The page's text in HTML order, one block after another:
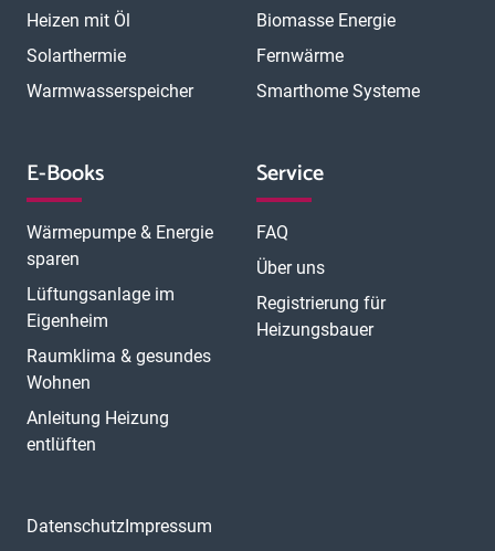
Heizen mit Öl
Solarthermie
Warmwasserspeicher
Biomasse Energie
Fernwärme
Smarthome Systeme
E-Books
Wärmepumpe & Energie
sparen
Lüftungsanlage im
Eigenheim
Raumklima & gesundes
Wohnen
Anleitung Heizung
entlüften
Service
FAQ
Über uns
Registrierung für
Heizungsbauer
DatenschutzImpressum